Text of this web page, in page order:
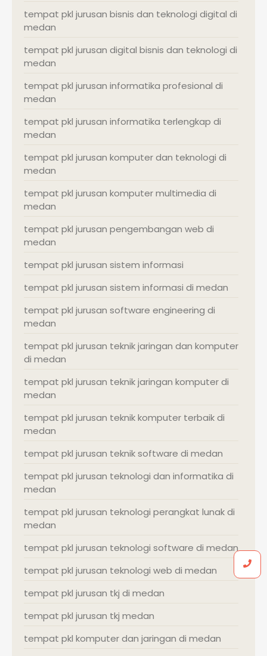
tempat pkl jurusan bisnis dan teknologi digital di
medan
tempat pkl jurusan digital bisnis dan teknologi di
medan
tempat pkl jurusan informatika profesional di
medan
tempat pkl jurusan informatika terlengkap di
medan
tempat pkl jurusan komputer dan teknologi di
medan
tempat pkl jurusan komputer multimedia di
medan
tempat pkl jurusan pengembangan web di
medan
tempat pkl jurusan sistem informasi
tempat pkl jurusan sistem informasi di medan
tempat pkl jurusan software engineering di
medan
tempat pkl jurusan teknik jaringan dan komputer
di medan
tempat pkl jurusan teknik jaringan komputer di
medan
tempat pkl jurusan teknik komputer terbaik di
medan
tempat pkl jurusan teknik software di medan
tempat pkl jurusan teknologi dan informatika di
medan
tempat pkl jurusan teknologi perangkat lunak di
medan
tempat pkl jurusan teknologi software di medan
tempat pkl jurusan teknologi web di medan
tempat pkl jurusan tkj di medan
tempat pkl jurusan tkj medan
tempat pkl komputer dan jaringan di medan